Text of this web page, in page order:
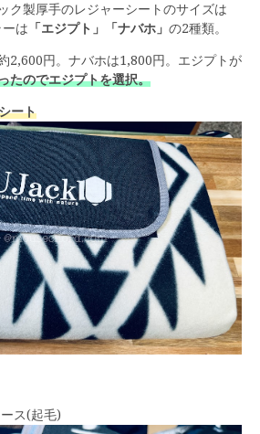
ク製厚手のレジャーシートのサイズは
は 「エジプト」「ナバホ」 の2種類。
2,600円。ナバホは1,800円。エジプトが
たのでエジプトを選択。
ート
ス(起毛)